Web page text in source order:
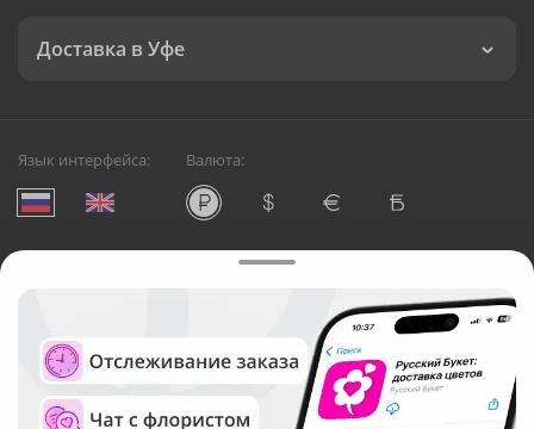
Доставка в Уфе
Язык интерфейса: Валюта:
Служба круглосуточной доставки цветов в Уфе
Русский Букет, 2026
Общество с ограниченной ответственностью «Технология»
ОГРН: 1195476081745, ИНН: 5410081997
Юридический адрес: г. Новосибирск, ул. Ипподромская,
д.42, оф. 3